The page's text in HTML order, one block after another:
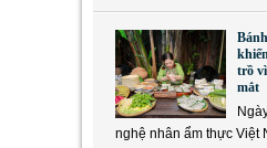
trồ
mắt
nghệ nhân ẩm thực Việt